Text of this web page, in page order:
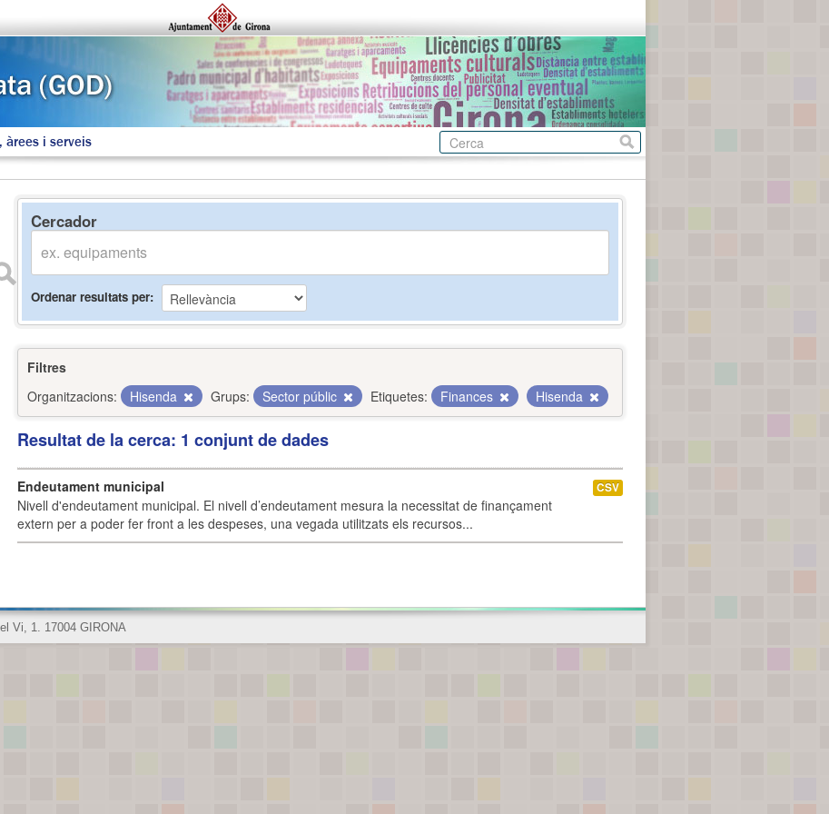
àrees i serveis
Cercador
Ordenar resultats per
Filtres
Organitzacions:
Hisenda Grups: Sector públic Etiquetes: Finances Hisenda
Resultat de la cerca: 1 conjunt de dades
Endeutament municipal
Nivell d'endeutament municipal. El nivell d’endeutament mesura la necessitat de finançament
extern per a poder fer front a les despeses, una vegada utilitzats els recursos...
CSV
Vi, 1. 17004 GIRONA